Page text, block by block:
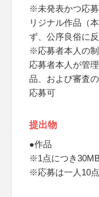
※未発表かつ応
リジナル作品（
ず、公序良俗に
※応募者本人の
応募者本人が管
品、および審査
応募可
提出物
●作品
※1点につき
※応募は一人10